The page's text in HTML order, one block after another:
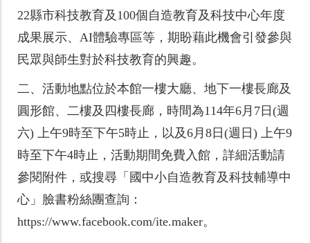
22縣市科技教育及100個自造教育及科技中心年度
成果展示、AI體驗專區等，期盼藉此機會引發參與
民眾與師生對於科技教育的興趣。
二、 活動地點位於本館一樓大廳、地下一樓長廊及
圓形館、二樓及四樓長廊，時間為114年6月7日(週
六) 上午9時至下午5時止，以及6月8日(週日) 上午9
時至下午4時止，活動期間免費入館，詳細活動請
參閱附件，或搜尋「國中小自造教育及科技輔導中
心」臉書粉絲團查詢：
https://www.facebook.com/ite.maker。